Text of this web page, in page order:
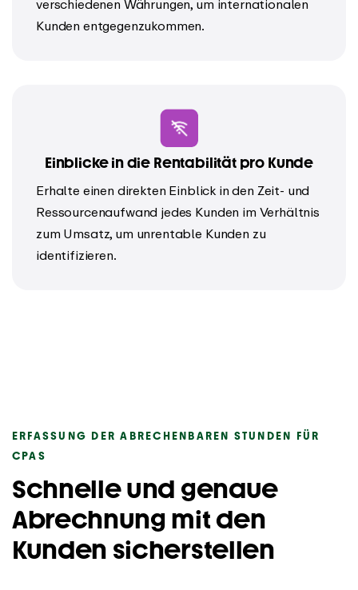
verschiedenen Währungen, um internationalen
Kunden entgegenzukommen.
Einblicke in die Rentabilität pro Kunde
Erhalte einen direkten Einblick in den Zeit- und
Ressourcenaufwand jedes Kunden im Verhältnis
zum Umsatz, um unrentable Kunden zu
identifizieren.
ERFASSUNG DER ABRECHENBAREN STUNDEN FÜR
CPAS
Schnelle und genaue
Abrechnung mit den
Kunden sicherstellen